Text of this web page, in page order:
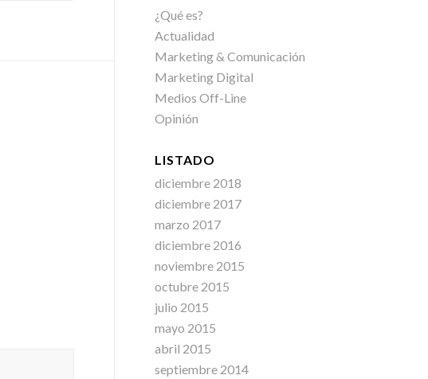
¿Qué es?
Actualidad
Marketing & Comunicación
Marketing Digital
Medios Off-Line
Opinión
LISTADO
diciembre 2018
diciembre 2017
marzo 2017
diciembre 2016
noviembre 2015
octubre 2015
julio 2015
mayo 2015
abril 2015
septiembre 2014